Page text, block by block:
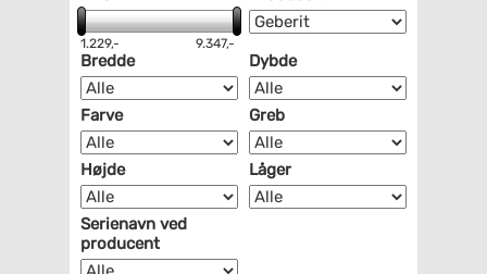
1.229,- 9.347,-
Bredde Dybde
Farve Greb
Højde Låger
Serienavn ved
producent